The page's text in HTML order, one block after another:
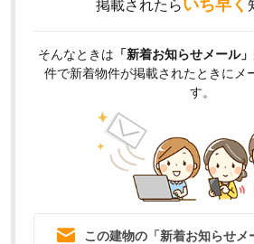
掲載されたらいち早く
そんなときは 「新着お知らせメール」
件で新着物件が掲載されたときにメ
す。
この建物の「新着お知らせメ